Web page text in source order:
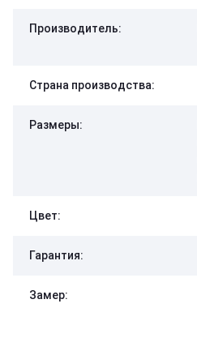
Производитель:
Страна производства:
Размеры:
Цвет:
Гарантия:
Замер: